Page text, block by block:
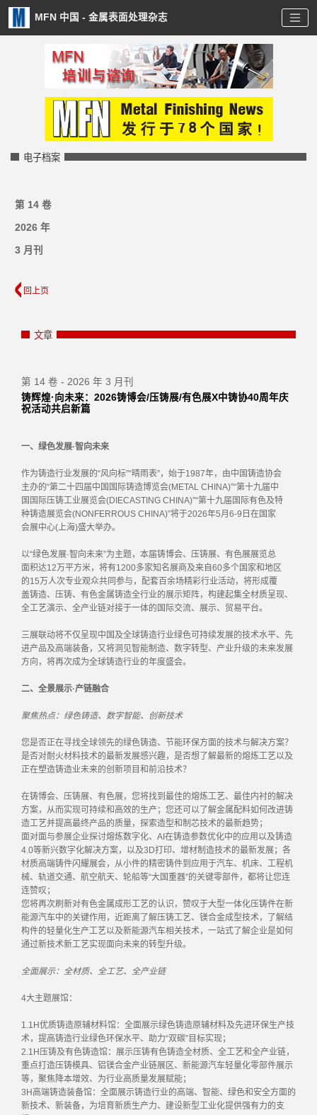
MFN 中国 - 金属表面处理杂志
电子档案
第 14 卷
2026 年
3 月刊
回上页
文章
第 14 卷 - 2026 年 3 月刊
铸辉煌·向未来：2026铸博会/压铸展/有色展X中铸协40周年庆
祝活动共启新篇
一、绿色发展·智向未来
作为铸造行业发展的“风向标”“晴雨表”，始于1987年，由中国铸造协会
主办的“第二十四届中国国际铸造博览会(METAL CHINA)”“第十九届中
国国际压铸工业展览会(DIECASTING CHINA)”“第十九届国际有色及特
种铸造展览会(NONFERROUS CHINA)”将于2026年5月6-9日在国家
会展中心(上海)盛大举办。
以“绿色发展·智向未来”为主题，本届铸博会、压铸展、有色展展览总
面积达12万平方米，将有1200多家知名展商及来自60多个国家和地区
的15万人次专业观众共同参与，配套百余场精彩行业活动，将形成覆
盖铸造、压铸、有色金属铸造全行业的展示矩阵，构建起集全材质呈现、
全工艺演示、全产业链对接于一体的国际交流、展示、贸易平台。
三展联动将不仅呈现中国及全球铸造行业绿色可持续发展的技术水平、先
进产品及高端装备，又将洞见智能制造、数字转型、产业升级的未来发展
方向，将再次成为全球铸造行业的年度盛会。
二、全景展示·产链融合
聚焦热点：绿色铸造、数字智能、创新技术
您是否正在寻找全球领先的绿色铸造、节能环保方面的技术与解决方案？
是否对耐火材料技术的最新发展感兴趣，是否想了解最新的熔炼工艺以及
正在塑造铸造业未来的创新项目和前沿技术？
在铸博会、压铸展、有色展，您将找到最佳的熔炼工艺、最佳内衬的解决
方案，从而实现可持续和高效的生产；您还可以了解金属配料如何改进铸
造工艺并提高最终产品的质量，探索造型和制芯技术的最新趋势；
面对面与参展企业探讨熔炼数字化、AI在铸造参数优化中的应用以及铸造
4.0等新兴数字化解决方案，以及3D打印、增材制造技术的最新发展；各
材质高端铸件闪耀展会，从小件的精密铸件到应用于汽车、机床、工程机
械、轨道交通、航空航天、轮船等“大国重器”的关键零部件，都将让您连
连赞叹；
您将再次刷新对有色金属成形工艺的认识，赞叹于大型一体化压铸件在新
能源汽车中的关键作用，近距离了解压铸工艺、镁合金成型技术，了解结
构件的轻量化生产工艺以及新能源汽车相关技术，一站式了解企业是如何
通过新技术新工艺实现面向未来的转型升级。
全面展示：全材质、全工艺、全产业链
4大主题展馆：
1.1H优质铸造原辅材料馆：全面展示绿色铸造原辅材料及先进环保生产技
术，提高铸造行业绿色环保水平、助力“双碳”目标实现；
2.1H压铸及有色铸造馆：展示压铸有色铸造全材质、全工艺和全产业链，
重点打造压铸模具、铝镁合金产业链展区、新能源汽车轻量化零部件展示
等，聚焦降本增效、为行业高质量发展赋能；
3H高端铸造装备馆：全面展示铸造行业的高端、智能、绿色和安全方面的
新技术、新装备，为培育新质生产力、建设新型工业化提供强有力的支